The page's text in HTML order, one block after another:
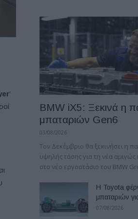
‘
BMW iX5: Ξεκινά η
μπαταριών Gen6
03/08/2026
Τον Δεκέμβριο θα ξεκινήσει η
υψηλής τάσης για τη νέα αμιγώς
στο νέο εργοστάσιο του BMW
Η Toyota
μπαταριών
07/08/2026